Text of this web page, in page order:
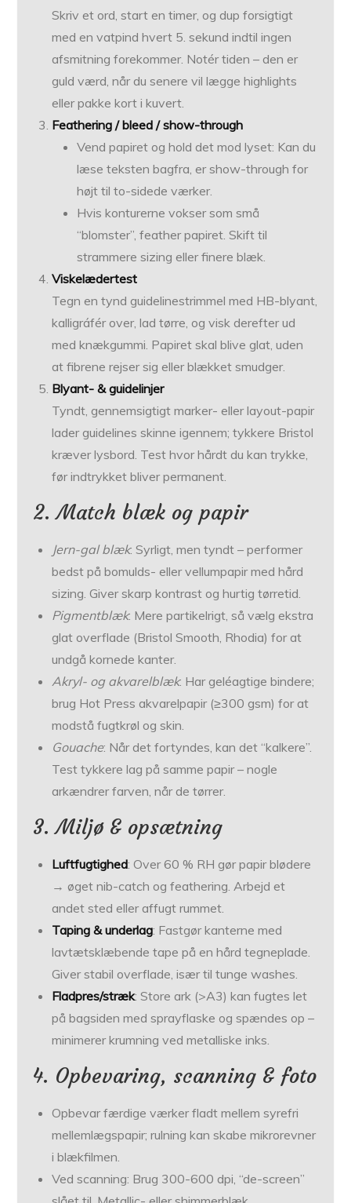
Skriv et ord, start en timer, og dup forsigtigt
med en vatpind hvert 5. sekund indtil ingen
afsmitning forekommer. Notér tiden – den er
guld værd, når du senere vil lægge highlights
eller pakke kort i kuvert.
Feathering / bleed / show-through
Vend papiret og hold det mod lyset: Kan du
læse teksten bagfra, er show-through for
højt til to-sidede værker.
Hvis konturerne vokser som små
“blomster”, feather papiret. Skift til
strammere sizing eller finere blæk.
Viskelædertest
Tegn en tynd guidelinestrimmel med HB-blyant,
kalligráfér over, lad tørre, og visk derefter ud
med knækgummi. Papiret skal blive glat, uden
at fibrene rejser sig eller blækket smudger.
Blyant- & guidelinjer
Tyndt, gennemsigtigt marker- eller layout-papir
lader guidelines skinne igennem; tykkere Bristol
kræver lysbord. Test hvor hårdt du kan trykke,
før indtrykket bliver permanent.
2. Match blæk og papir
Jern-gal blæk: Syrligt, men tyndt – performer
bedst på bomulds- eller vellumpapir med hård
sizing. Giver skarp kontrast og hurtig tørretid.
Pigmentblæk: Mere partikelrigt, så vælg ekstra
glat overflade (Bristol Smooth, Rhodia) for at
undgå kornede kanter.
Akryl- og akvarelblæk: Har geléagtige bindere;
brug Hot Press akvarelpapir (≥300 gsm) for at
modstå fugtkrøl og skin.
Gouache: Når det fortyndes, kan det “kalkere”.
Test tykkere lag på samme papir – nogle
arkændrer farven, når de tørrer.
3. Miljø & opsætning
Luftfugtighed: Over 60 % RH gør papir blødere
→ øget nib-catch og feathering. Arbejd et
andet sted eller affugt rummet.
Taping & underlag: Fastgør kanterne med
lavtætsklæbende tape på en hård tegneplade.
Giver stabil overflade, især til tunge washes.
Fladpres/stræk: Store ark (>A3) kan fugtes let
på bagsiden med sprayflaske og spændes op –
minimerer krumning ved metalliske inks.
4. Opbevaring, scanning & foto
Opbevar færdige værker fladt mellem syrefri
mellemlægspapir; rulning kan skabe mikrorevner
i blækfilmen.
Ved scanning: Brug 300-600 dpi, “de-screen”